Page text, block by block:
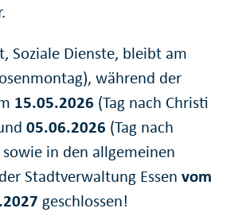
Soziale Dienste, bleibt am
während der
15.05.2026 (Tag nach Christi
05.06.2026 (Tag nach
in den allgemeinen
Stadtverwaltung Essen vom
geschlossen!